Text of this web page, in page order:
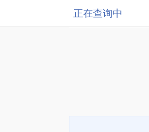
正在查询中